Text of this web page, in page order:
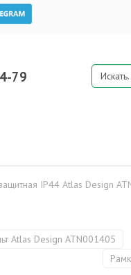
79
IP44 Atlas Design
Atlas Design ATN001405